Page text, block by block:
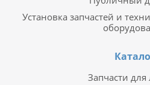
Установка запчастей и
Запчасти